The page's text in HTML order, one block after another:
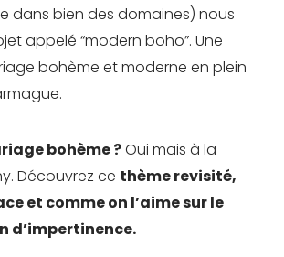
dans bien des domaines) nous
appelé “modern boho”. Une
bohème et moderne en plein
bohème ?Oui mais à la
Découvrez ce thème revisité,
et comme on l’aime sur le
d’impertinence.